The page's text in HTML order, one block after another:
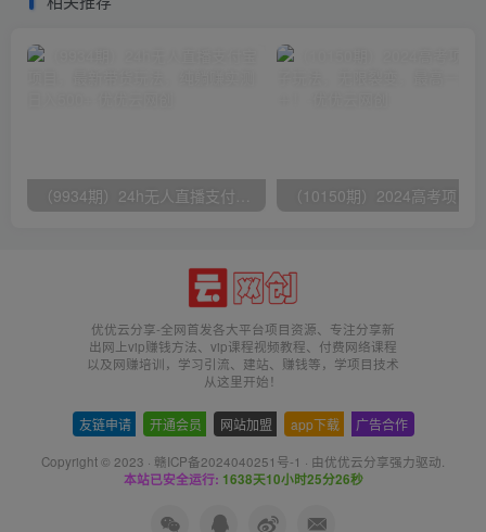
（9934期）24h无人直播支付宝项目，最新带货玩法，纯躺赚实测日入500+
优优云分享-全网首发各大平台项目资源、专注分享新
出网上vip赚钱方法、vip课程视频教程、付费网络课程
以及网赚培训，学习引流、建站、赚钱等，学项目技术
从这里开始！
友链申请 开通会员 网站加盟 app下载 广告合作
Copyright © 2023 · 赣ICP备2024040251号-1 · 由优优云分享强力驱动.
本站已安全运行: 1638天10小时25分26秒